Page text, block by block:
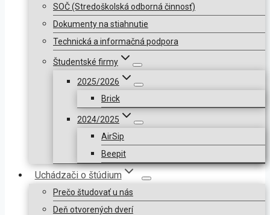
SOČ (Stredoškolská odborná činnosť)
Dokumenty na stiahnutie
Technická a informačná podpora
Študentské firmy
2025/2026
Brick
2024/2025
AirSip
Beepit
Uchádzači o štúdium
Prečo študovať u nás
Deň otvorených dverí